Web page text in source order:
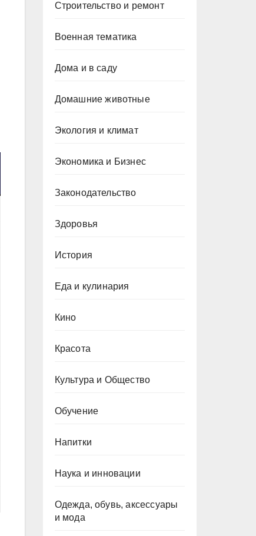
Строительство и ремонт
Военная тематика
Дома и в саду
Домашние животные
Экология и климат
Экономика и Бизнес
Законодательство
Здоровья
История
Еда и кулинария
Кино
Красота
Культура и Общество
Обучение
Напитки
Наука и инновации
Одежда, обувь, аксессуары
и мода